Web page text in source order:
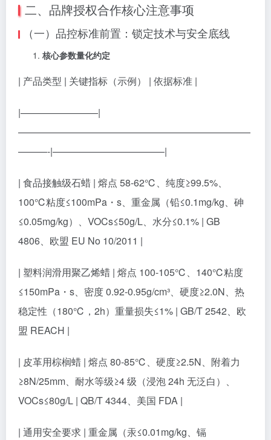
二、品牌授权合作核心注意事项
（一）品控标准前置：锁定技术与安全底线
核心参数量化约定
| 产品类型 | 关键指标（示例） | 依据标准 |
|————————|
————————————————————————
———-|———————————–|
| 食品接触级石蜡 | 熔点 58-62℃、纯度≥99.5%、
100℃粘度≤100mPa・s、重金属（铅≤0.1mg/kg、砷
≤0.05mg/kg）、VOCs≤50g/L、水分≤0.1% | GB
4806、欧盟 EU No 10/2011 |
| 塑料润滑用聚乙烯蜡 | 熔点 100-105℃、140℃粘度
≤150mPa・s、密度 0.92-0.95g/cm³、硬度≥2.0N、热
稳定性（180℃，2h）重量损失≤1% | GB/T 2542、欧
盟 REACH |
| 皮革用棕榈蜡 | 熔点 80-85℃、硬度≥2.5N、附着力
≥8N/25mm、耐水等级≥4 级（浸泡 24h 无泛白）、
VOCs≤80g/L | QB/T 4344、美国 FDA |
| 通用安全要求 | 重金属（汞≤0.01mg/kg、镉